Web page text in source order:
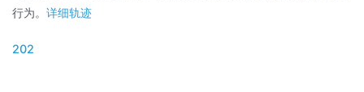
行为。 详细轨迹
202